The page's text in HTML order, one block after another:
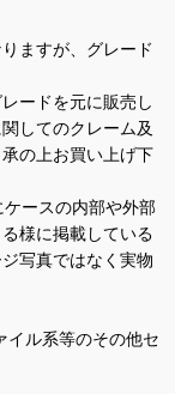
ますが、グレード
ードを元に販売し
してのクレーム及
の上お買い上げ下
ースの内部や外部
様に掲載している
写真ではなく実物
イル系等のその他セ